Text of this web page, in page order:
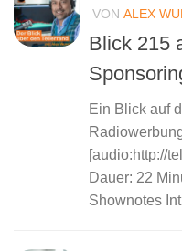
VON ALEX
Blick 215
Ein Blick auf
[audio:http://
Dauer: 22
Shownotes